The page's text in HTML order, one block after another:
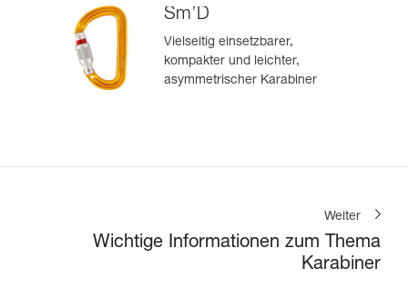
Sm’D
Vielseitig einsetzbarer,
kompakter und leichter,
asymmetrischer Karabiner
Weiter
Wichtige Informationen zum Thema
Karabiner